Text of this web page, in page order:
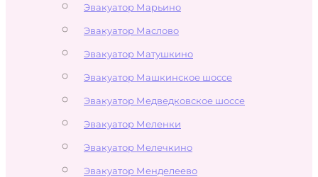
Эвакуатор Марьино
Эвакуатор Маслово
Эвакуатор Матушкино
Эвакуатор Машкинское шоссе
Эвакуатор Медведковское шоссе
Эвакуатор Меленки
Эвакуатор Мелечкино
Эвакуатор Менделеево